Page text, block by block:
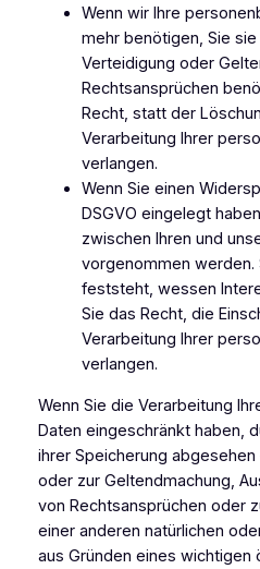
Wenn wir Ihre
mehr benötigen, Sie
Verteidigung oder
Rechtsansprüchen
Recht, statt der
Verarbeitung Ihrer
verlangen.
Wenn Sie einen
DSGVO eingelegt
zwischen Ihren und
vorgenommen werden.
feststeht, wessen
Sie das Recht, die
Verarbeitung Ihrer
verlangen.
Wenn Sie die Verarbeitung
Daten eingeschränkt haben,
ihrer Speicherung abgesehen
oder zur Geltendmachung,
von Rechtsansprüchen oder
einer anderen natürlichen
aus Gründen eines wichtigen